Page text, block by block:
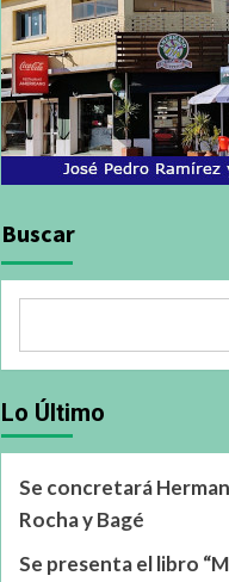
Buscar
Lo Último
Se concretará
Rocha y Bagé
Se presenta el libro